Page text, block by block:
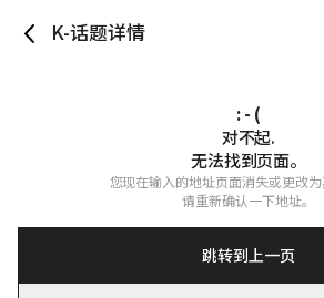
K-话题详情
: - (
对不起.
无法找到页面。
您现在输入的地址页面消失或更改为
请重新确认一下地址。
跳转到上一页